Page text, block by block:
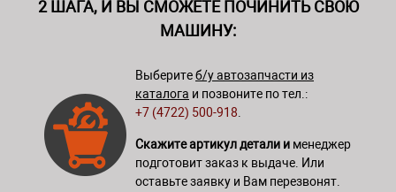
2 ШАГА, И ВЫ СМОЖЕТЕ ПОЧИНИТЬ СВОЮ
МАШИНУ:
Выберитеб/у автозапчасти из
каталога и позвоните по тел.:
+7 (4722) 500-918
Скажите артикул детали и менеджер
подготовит заказ к выдаче. Или
оставьте заявку и Вам перезвонят.